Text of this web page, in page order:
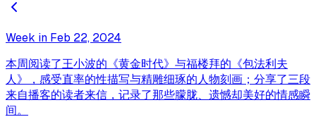
Week in Feb 22, 2024
本周阅读了王小波的《黄金时代》与福楼拜的《包法利夫
人》，感受直率的性描写与精雕细琢的人物刻画；分享了三段
来自播客的读者来信，记录了那些朦胧、遗憾却美好的情感瞬
间。